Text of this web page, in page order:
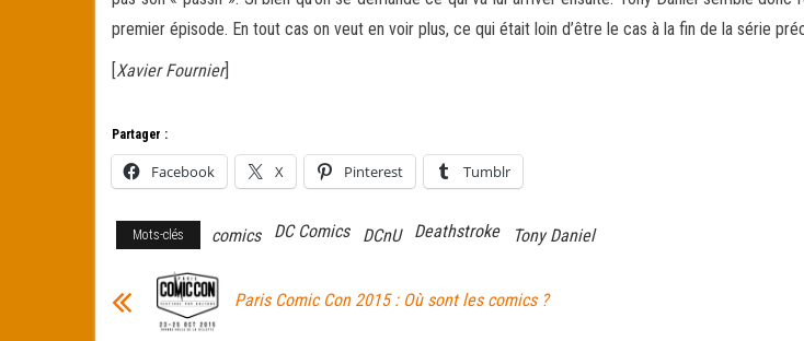
premier épisode. En tout cas on veut en voir plus, ce qui était loin d’être le cas à la fin de la série
[Xavier Fournier]
Partager :
Facebook X Pinterest Tumblr
Mots-clés comics DC Comics DCnU Deathstroke Tony Daniel
Paris Comic Con 2015 : Où sont les comics ?